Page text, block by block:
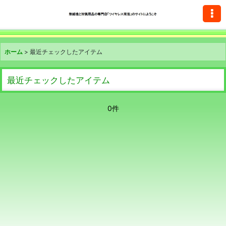
ホーム > 最近チェックしたアイテム
最近チェックしたアイテム
0件